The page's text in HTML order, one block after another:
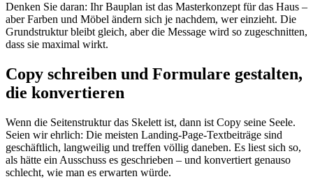
Denken Sie daran: Ihr Bauplan ist das Masterkonzept für das Haus –
aber Farben und Möbel ändern sich je nachdem, wer einzieht. Die
Grundstruktur bleibt gleich, aber die Message wird so zugeschnitten,
dass sie maximal wirkt.
Copy schreiben und Formulare gestalten,
die konvertieren
Wenn die Seitenstruktur das Skelett ist, dann ist Copy seine Seele.
Seien wir ehrlich: Die meisten Landing-Page-Textbeiträge sind
geschäftlich, langweilig und treffen völlig daneben. Es liest sich so,
als hätte ein Ausschuss es geschrieben – und konvertiert genauso
schlecht, wie man es erwarten würde.